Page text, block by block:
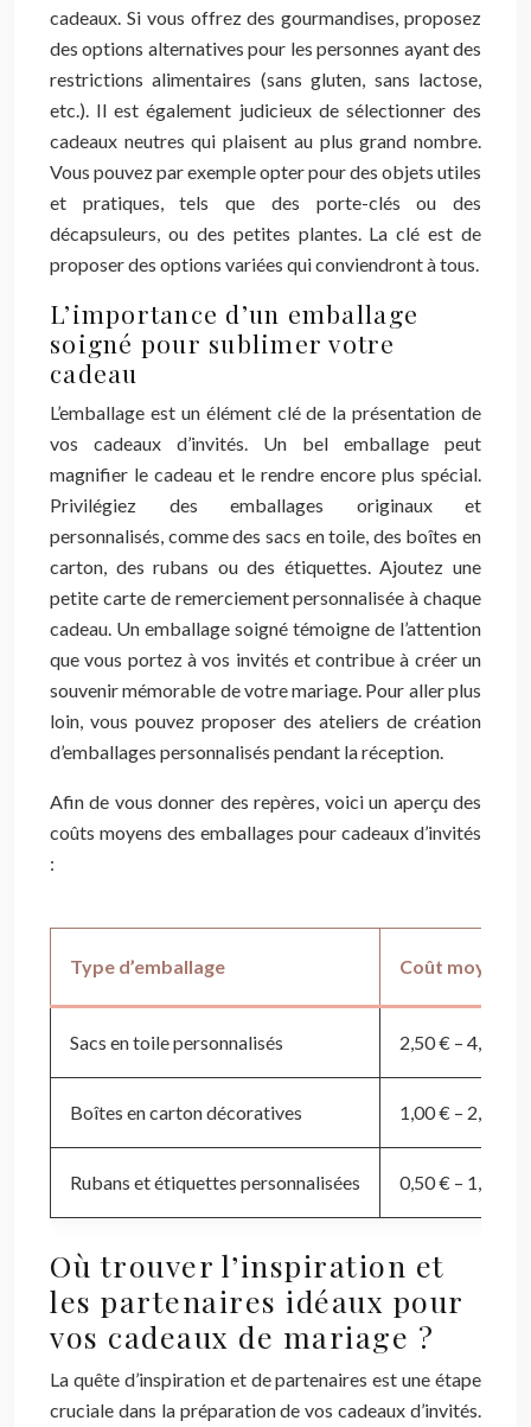
cadeaux. Si vous offrez des gourmandises, proposez
des options alternatives pour les personnes ayant des
restrictions alimentaires (sans gluten, sans lactose,
etc.). Il est également judicieux de sélectionner des
cadeaux neutres qui plaisent au plus grand nombre.
Vous pouvez par exemple opter pour des objets utiles
et pratiques, tels que des porte-clés ou des
décapsuleurs, ou des petites plantes. La clé est de
proposer des options variées qui conviendront à tous.
L’importance d’un emballage
soigné pour sublimer votre
cadeau
L’emballage est un élément clé de la présentation de
vos cadeaux d’invités. Un bel emballage peut
magnifier le cadeau et le rendre encore plus spécial.
Privilégiez des emballages originaux et
personnalisés, comme des sacs en toile, des boîtes en
carton, des rubans ou des étiquettes. Ajoutez une
petite carte de remerciement personnalisée à chaque
cadeau. Un emballage soigné témoigne de l’attention
que vous portez à vos invités et contribue à créer un
souvenir mémorable de votre mariage. Pour aller plus
loin, vous pouvez proposer des ateliers de création
d’emballages personnalisés pendant la réception.
Afin de vous donner des repères, voici un aperçu des
coûts moyens des emballages pour cadeaux d’invités
:
Type d’emballage Coût moyen
Sacs en toile personnalisés 2,50 € – 4,00 €
Boîtes en carton décoratives 1,00 € – 2,50 €
Rubans et étiquettes personnalisées 0,50 € – 1,50 €
Où trouver l’inspiration et
les partenaires idéaux pour
vos cadeaux de mariage ?
La quête d’inspiration et de partenaires est une étape
cruciale dans la préparation de vos cadeaux d’invités.